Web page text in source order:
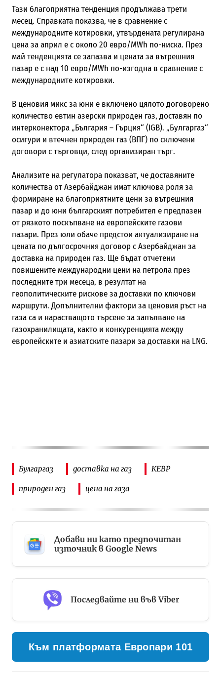
Тази благоприятна тенденция продължава трети
месец. Справката показва, че в сравнение с
международните котировки, утвърдената регулирана
цена за април е с около 20 евро/MWh по-ниска. През
май тенденцията се запазва и цената за вътрешния
пазар е с над 10 евро/MWh по-изгодна в сравнение с
международните котировки.
В ценовия микс за юни е включено цялото договорено
количество евтин азерски природен газ, доставян по
интерконектора „България – Гърция“ (IGB). „Булгаргаз“
осигури и втечнен природен газ (ВПГ) по сключени
договори с търговци, след организиран търг.
Анализите на регулатора показват, че доставяните
количества от Азербайджан имат ключова роля за
формиране на благоприятните цени за вътрешния
пазар и до юни българският потребител е предпазен
от рязкото поскъпване на европейските газови
пазари. През юли обаче предстои актуализиране на
цената по дългосрочния договор с Азербайджан за
доставка на природен газ. Ще бъдат отчетени
повишените международни цени на петрола през
последните три месеца, в резултат на
геополитическите рискове за доставки по ключови
маршрути. Допълнителни фактори за ценовия ръст на
газа са и нарастващото търсене за запълване на
газохранилищата, както и конкуренцията между
европейските и азиатските пазари за доставки на LNG.
Булгаргаз доставка на газ КЕВР
природен газ цена на газа
Добави ни като предпочитан
източник в Google News
Последвайте ни във Viber
Към платформата Европари 101